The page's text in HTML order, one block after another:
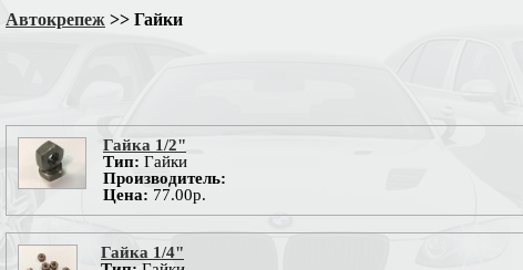
Автокрепеж >> Гайки
Гайка 1/2"
Тип: Гайки
Производитель:
Цена: 77.00р.
Гайка 1/4"